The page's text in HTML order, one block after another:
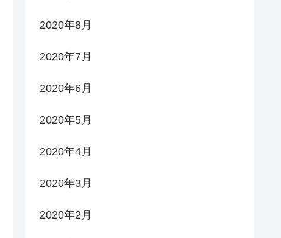
2020年8月
2020年7月
2020年6月
2020年5月
2020年4月
2020年3月
2020年2月